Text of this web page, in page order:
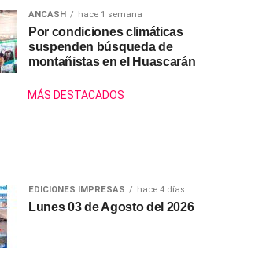
ANCASH hace 1 semana
Por condiciones climáticas
suspenden búsqueda de
montañistas en el Huascarán
MÁS DESTACADOS
EDICIONES IMPRESAS hace 4 días
Lunes 03 de Agosto del 2026